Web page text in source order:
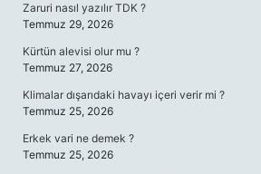
Zaruri nasıl yazılır TDK ?
Temmuz 29, 2026
Kürtün alevisi olur mu ?
Temmuz 27, 2026
Klimalar dışarıdaki havayı içeri verir mi ?
Temmuz 25, 2026
Erkek vari ne demek ?
Temmuz 25, 2026